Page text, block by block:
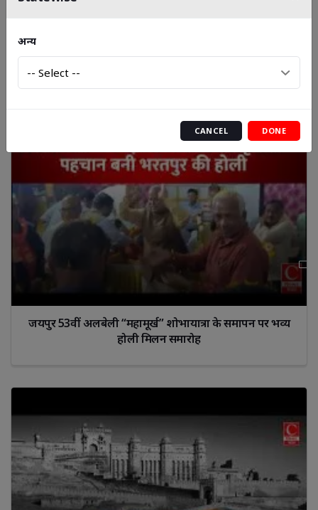
जयपुर 53वीं अलबेली “महामूर्ख” शोभायात्रा के समापन पर भव्य
होली मिलन समारोह
अन्य
CANCEL DONE